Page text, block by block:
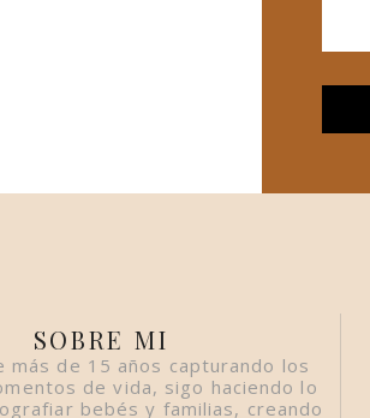
SOBRE MI
más de 15 años capturando los
de vida, sigo haciendo lo
bebés y familias, creando